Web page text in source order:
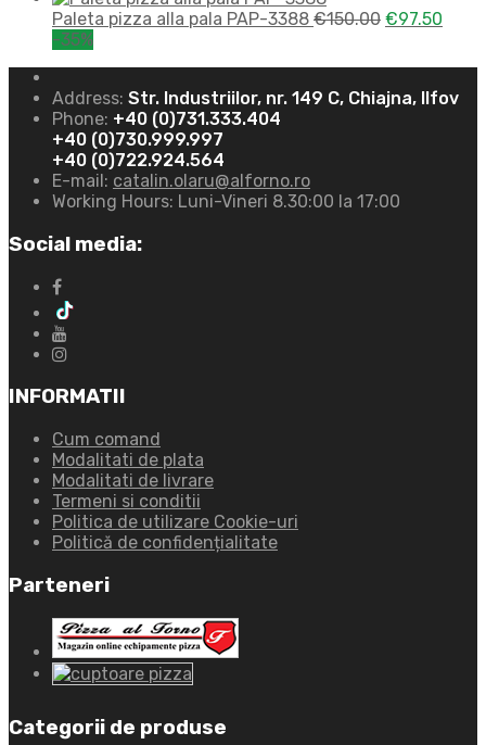
Paleta pizza alla pala PAP-3388 €150.00 €97.50
-35%
Address: Str. Industriilor, nr. 149 C, Chiajna, Ilfov
Phone: +40 (0)731.333.404
+40 (0)730.999.997
+40 (0)722.924.564
E-mail: catalin.olaru@alforno.ro
Working Hours: Luni-Vineri 8.30:00 la 17:00
Social media:
INFORMATII
Cum comand
Modalitati de plata
Modalitati de livrare
Termeni si conditii
Politica de utilizare Cookie-uri
Politică de confidențialitate
Parteneri
Categorii de produse